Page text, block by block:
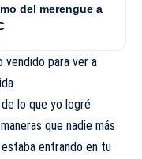
del merengue a
vendido para ver a
lo que yo logré
que nadie más
entrando en tu